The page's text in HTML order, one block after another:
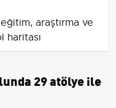
araştırma ve
haritası
29 atölye ile